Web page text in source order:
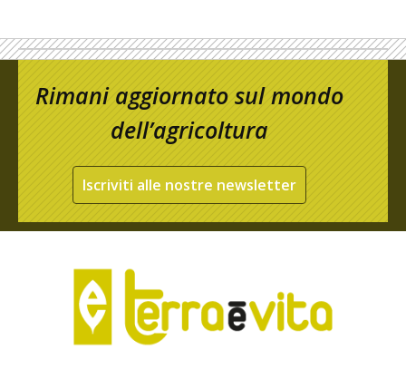
Rimani aggiornato sul mondo
dell’agricoltura
Iscriviti alle nostre newsletter